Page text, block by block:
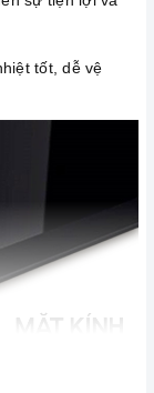
tốt, dễ vệ